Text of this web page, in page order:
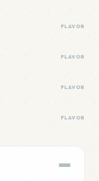
FLAVOR
FLAVOR
FLAVOR
FLAVOR